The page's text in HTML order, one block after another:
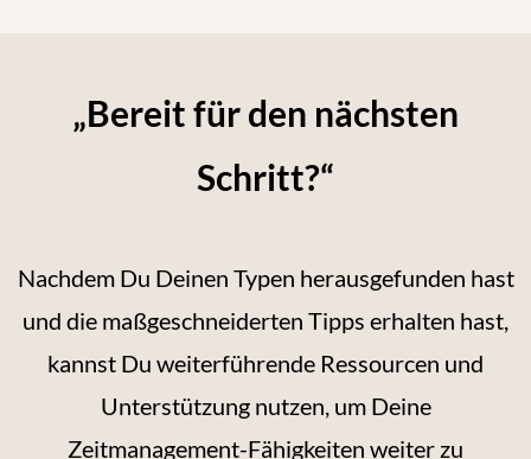
„Bereit für den nächsten
Schritt?“
Nachdem Du Deinen Typen herausgefunden hast
und die maßgeschneiderten Tipps erhalten hast,
kannst Du weiterführende Ressourcen und
Unterstützung nutzen, um Deine
Zeitmanagement-Fähigkeiten weiter zu